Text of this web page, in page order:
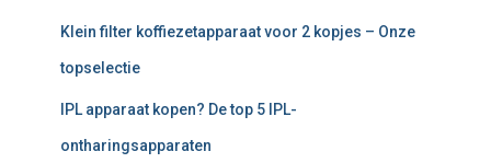
Klein filter koffiezetapparaat voor 2 kopjes – Onze
topselectie
IPL apparaat kopen? De top 5 IPL-
ontharingsapparaten